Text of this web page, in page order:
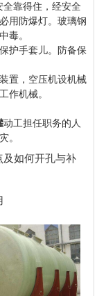
靠得住，经安全
用防爆灯。玻璃钢
毒。
护手套儿。防备保
置，空压机设机械
作机械。
动工担任职务的人
。
及如何开孔与补